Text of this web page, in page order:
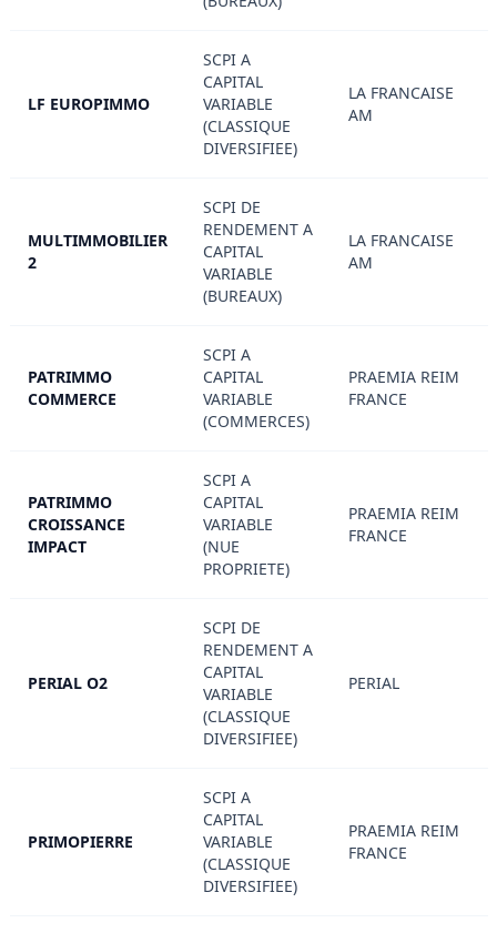
LF EUROPIMMO
SCPI A
CAPITAL
VARIABLE
(CLASSIQUE
DIVERSIFIEE)
LA FRANCAISE
AM
MULTIMMOBILIER
2
SCPI DE
RENDEMENT A
CAPITAL
VARIABLE
(BUREAUX)
LA FRANCAISE
AM
PATRIMMO
COMMERCE
SCPI A
CAPITAL
VARIABLE
(COMMERCES)
PRAEMIA REIM
FRANCE
PATRIMMO
CROISSANCE
IMPACT
SCPI A
CAPITAL
VARIABLE
(NUE
PROPRIETE)
PRAEMIA REIM
FRANCE
PERIAL O2
SCPI DE
RENDEMENT A
CAPITAL
VARIABLE
(CLASSIQUE
DIVERSIFIEE)
PERIAL
PRIMOPIERRE
SCPI A
CAPITAL
VARIABLE
(CLASSIQUE
DIVERSIFIEE)
PRAEMIA REIM
FRANCE